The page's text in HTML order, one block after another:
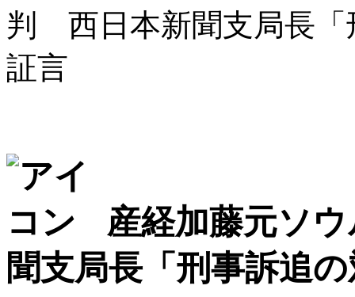
判 西日本新聞支局長「
証言
産経加藤元ソ
聞支局長「刑事訴追